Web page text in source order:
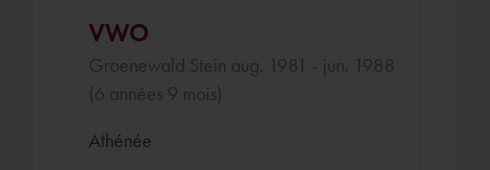
VWO
Groenewald Stein aug. 1981 - jun. 1988
(6 années 9 mois)
Athénée